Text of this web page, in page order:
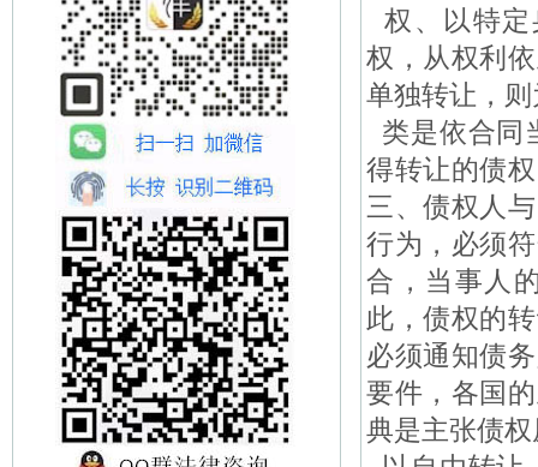
权、以特
权，从权利
单独转让，
类是依合同
得转让的债
三、债权人
行为，必须
合，当事人
此，债权的
必须通知债
要件，各国
典是主张债